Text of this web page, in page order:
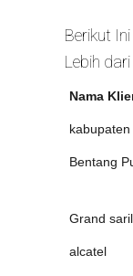
Berikut
Lebih
Nama
Bentang
Grand
alcatel